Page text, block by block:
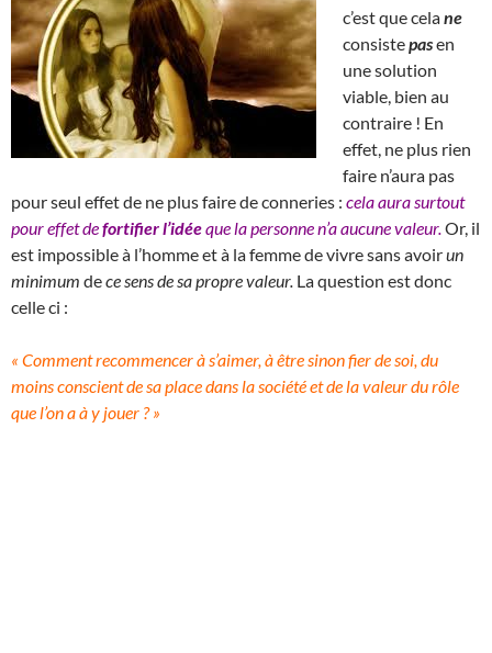
c’est que celane
consistepasen
une solution
viable, bien au
contraire ! En
effet, ne plus rien
faire n’aura pas
pour seul effet de ne plus faire de conneries : cela aura surtout
pour effet defortifier l’idéeque la personne n’a aucune valeur. Or, il
est impossible à l’homme et à la femme de vivre sans avoirun
minimum dece sens de sa propre valeur. La question est donc
celle ci :
« Comment recommencer à s’aimer, à être sinon fier de soi, du
moins conscient de sa place dans la société et de la valeur du rôle
que l’on a à y jouer ? »